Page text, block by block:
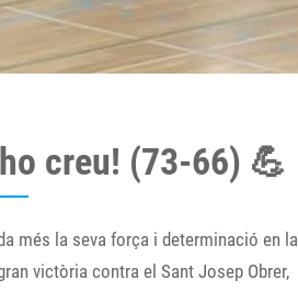
creu! (73-66) 💪
més la seva força i determinació en la
victòria contra el Sant Josep Obrer,